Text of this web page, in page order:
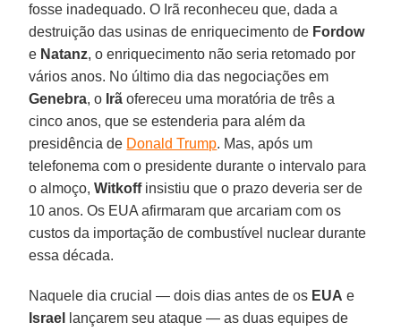
fosse inadequado. O Irã reconheceu que, dada a
destruição das usinas de enriquecimento de Fordow
e Natanz, o enriquecimento não seria retomado por
vários anos. No último dia das negociações em
Genebra, o Irã ofereceu uma moratória de três a
cinco anos, que se estenderia para além da
presidência de Donald Trump. Mas, após um
telefonema com o presidente durante o intervalo para
o almoço,Witkoffinsistiu que o prazo deveria ser de
10 anos. Os EUA afirmaram que arcariam com os
custos da importação de combustível nuclear durante
essa década.
Naquele dia crucial — dois dias antes de os EUA e
Israel
lançarem seu ataque — as duas equipes de